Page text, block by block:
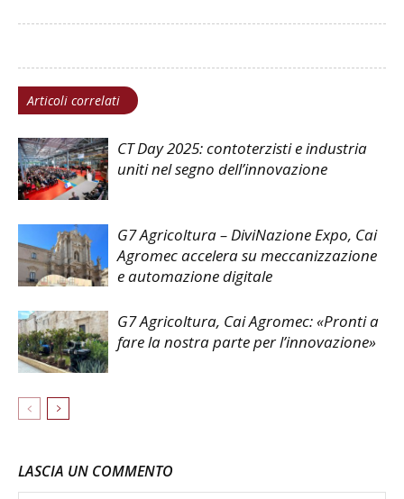
Articoli correlati
CT Day 2025: contoterzisti e industria
uniti nel segno dell’innovazione
G7 Agricoltura – DiviNazione Expo, Cai
Agromec accelera su meccanizzazione
e automazione digitale
G7 Agricoltura, Cai Agromec: «Pronti a
fare la nostra parte per l’innovazione»
LASCIA UN COMMENTO